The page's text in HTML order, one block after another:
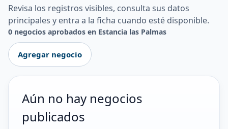
Revisa los registros visibles, consulta sus datos
principales y entra a la ficha cuando esté disponible.
0 negocios aprobados en Estancia las Palmas
Agregar negocio
Aún no hay negocios
publicados